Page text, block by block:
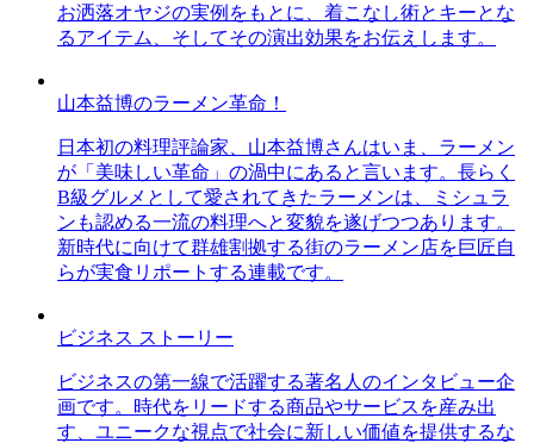
お洒落オヤジの実例をもとに、着こなし術とキーとな
るアイテム、そしてその演出効果をお伝えします。
山本益博のラーメン革命！
日本初の料理評論家、山本益博さんはいま、ラーメン
が「美味しい革命」の渦中にあると言います。長らく
B級グルメとして愛されてきたラーメンは、ミシュラ
ンも認める一流の料理へと変貌を遂げつつあります。
新時代に向けて群雄割拠する街のラーメン店を巨匠自
らが実食リポートする連載です。
ビジネス ストーリー
ビジネスの第一線で活躍する著名人のインタビュー企
画です。時代をリードする商品やサービスを産み出
す、ユニークな視点で社会に新しい価値を提供するな